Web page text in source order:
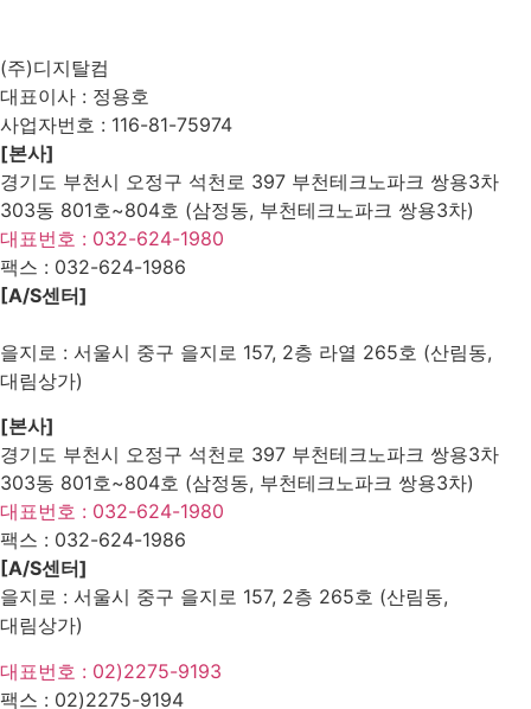
(주)디지탈컴
대표이사 : 정용호
사업자번호 : 116-81-75974
[본사]
경기도 부천시 오정구 석천로 397 부천테크노파크 쌍용3차
303동 801호~804호 (삼정동, 부천테크노파크 쌍용3차)
대표번호 : 032-624-1980
팩스 : 032-624-1986
[A/S센터]
을지로 : 서울시 중구 을지로 157, 2층 라열 265호 (산림동,
대림상가)
[본사]
경기도 부천시 오정구 석천로 397 부천테크노파크 쌍용3차
303동 801호~804호 (삼정동, 부천테크노파크 쌍용3차)
대표번호 : 032-624-1980
팩스 : 032-624-1986
[A/S센터]
을지로 : 서울시 중구 을지로 157, 2층 265호 (산림동,
대림상가)
대표번호 : 02)2275-9193
팩스 : 02)2275-9194​